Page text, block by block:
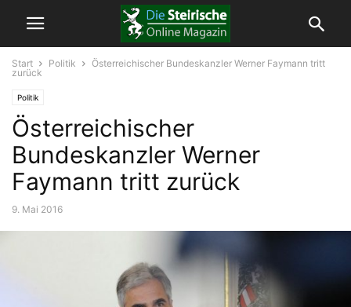
Start Politik
Österreichischer Bundeskanzler Werner Faymann tritt
zurück
Politik
Österreichischer
Bundeskanzler Werner
Faymann tritt zurück
9. Mai 2016